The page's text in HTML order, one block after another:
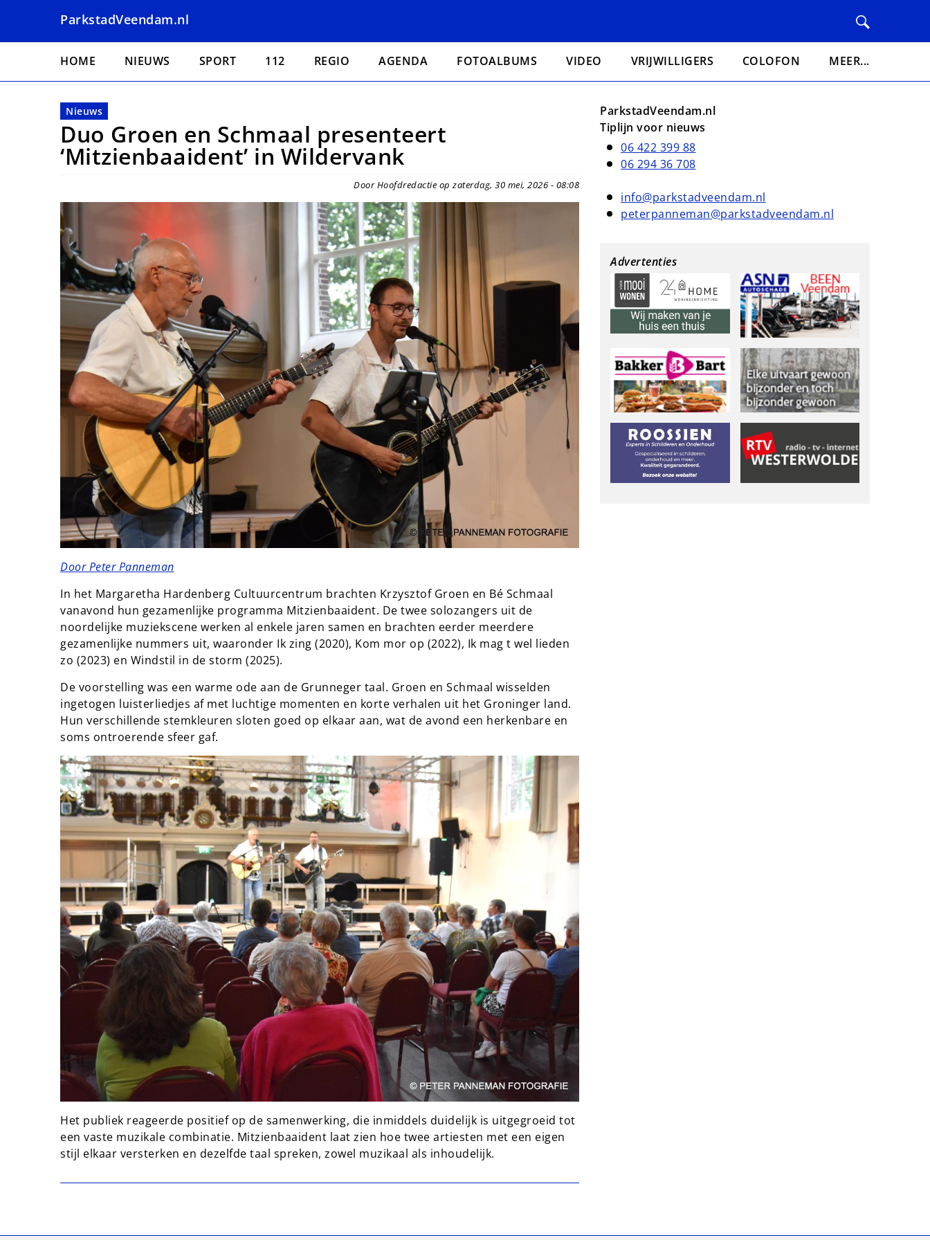
naar
ParkstadVeendam.nl
Hoofdnavigatie
HOME NIEUWS SPORT 112 REGIO AGENDA FOTOALBUMS VIDEO VRIJWILLIGERS COLOFON MEER...
Nieuws
Duo Groen en Schmaal presenteert
‘Mitzienbaaident’ in Wildervank
Door Hoofdredactie op zaterdag, 30 mei, 2026 - 08:08
Door Peter Panneman
In het Margaretha Hardenberg Cultuurcentrum brachten Krzysztof Groen en Bé Schmaal
vanavond hun gezamenlijke programma Mitzienbaaident. De twee solozangers uit de
noordelijke muziekscene werken al enkele jaren samen en brachten eerder meerdere
gezamenlijke nummers uit, waaronder Ik zing (2020), Kom mor op (2022), Ik mag t wel lieden
zo (2023) en Windstil in de storm (2025).
De voorstelling was een warme ode aan de Grunneger taal. Groen en Schmaal wisselden
ingetogen luisterliedjes af met luchtige momenten en korte verhalen uit het Groninger land.
Hun verschillende stemkleuren sloten goed op elkaar aan, wat de avond een herkenbare en
soms ontroerende sfeer gaf.
Het publiek reageerde positief op de samenwerking, die inmiddels duidelijk is uitgegroeid tot
een vaste muzikale combinatie. Mitzienbaaident laat zien hoe twee artiesten met een eigen
stijl elkaar versterken en dezelfde taal spreken, zowel muzikaal als inhoudelijk.
ParkstadVeendam.nl
Tiplijn voor nieuws
06 422 399 88
06 294 36 708
info@parkstadveendam.nl
peterpanneman@parkstadveendam.nl
Advertenties